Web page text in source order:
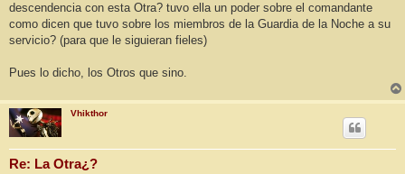
descendencia con esta Otra? tuvo ella un poder sobre el comandante
como dicen que tuvo sobre los miembros de la Guardia de la Noche a su
servicio? (para que le siguieran fieles)
Pues lo dicho, los Otros que sino.
Vhikthor
Re: La Otra¿?